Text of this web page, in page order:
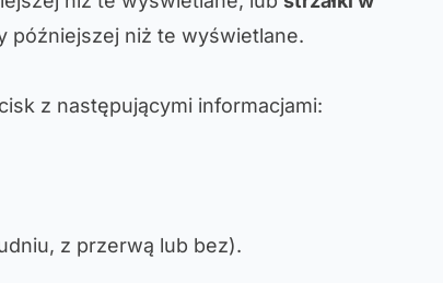
późniejszej niż te wyświetlane.
z następującymi informacjami:
z przerwą lub bez).